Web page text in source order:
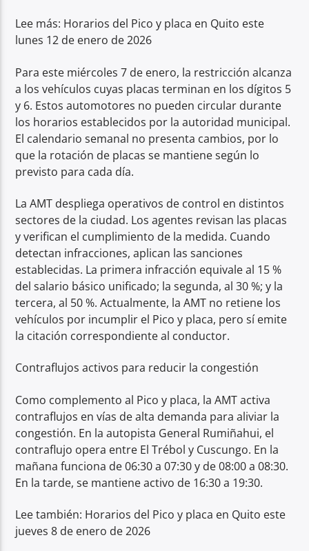
Lee más: Horarios del Pico y placa en Quito este
lunes 12 de enero de 2026
Para este miércoles 7 de enero, la restricción alcanza
a los vehículos cuyas placas terminan en los dígitos 5
y 6. Estos automotores no pueden circular durante
los horarios establecidos por la autoridad municipal.
El calendario semanal no presenta cambios, por lo
que la rotación de placas se mantiene según lo
previsto para cada día.
La AMT despliega operativos de control en distintos
sectores de la ciudad. Los agentes revisan las placas
y verifican el cumplimiento de la medida. Cuando
detectan infracciones, aplican las sanciones
establecidas. La primera infracción equivale al 15 %
del salario básico unificado; la segunda, al 30 %; y la
tercera, al 50 %. Actualmente, la AMT no retiene los
vehículos por incumplir el Pico y placa, pero sí emite
la citación correspondiente al conductor.
Contraflujos activos para reducir la congestión
Como complemento al Pico y placa, la AMT activa
contraflujos en vías de alta demanda para aliviar la
congestión. En la autopista General Rumiñahui, el
contraflujo opera entre El Trébol y Cuscungo. En la
mañana funciona de 06:30 a 07:30 y de 08:00 a 08:30.
En la tarde, se mantiene activo de 16:30 a 19:30.
Lee también: Horarios del Pico y placa en Quito este
jueves 8 de enero de 2026